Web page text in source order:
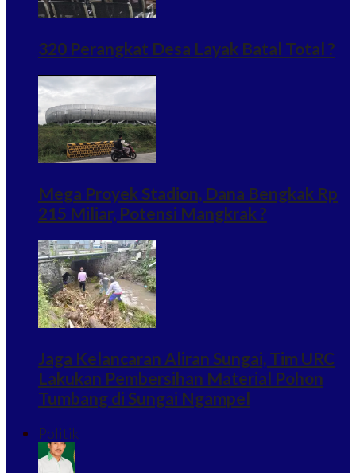
320 Perangkat Desa Layak Batal Total ?
Mega Proyek Stadion, Dana Bengkak Rp
215 Miliar, Potensi Mangkrak ?
Jaga Kelancaran Aliran Sungai, Tim URC
Lakukan Pembersihan Material Pohon
Tumbang di Sungai Ngampel
Politik